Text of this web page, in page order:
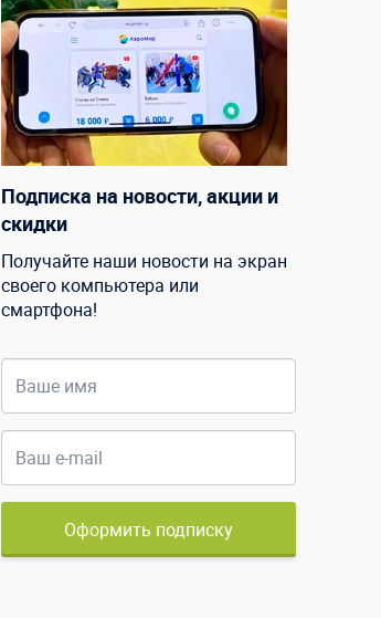
Подписка на новости, акции и
скидки
Получайте наши новости на экран
своего компьютера или
смартфона!
Оформить подписку